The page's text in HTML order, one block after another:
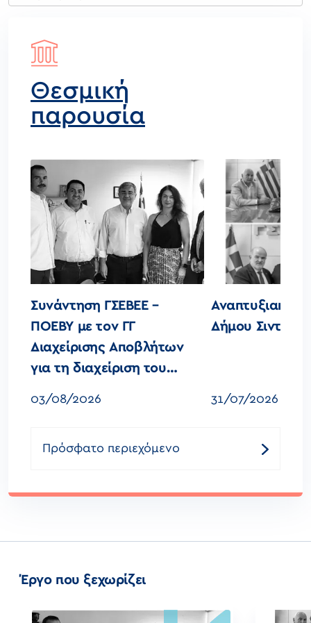
Θεσμική
παρουσία
Συνάντηση ΓΣΕΒΕΕ –
ΠΟΕΒΥ με τον ΓΓ
Διαχείρισης Αποβλήτων
για τη διαχείριση του
03/08/2026
Αναπτυξιακές
Δήμου
31/07/2026
Πρόσφατο περιεχόμενο
Έργο που ξεχωρίζει